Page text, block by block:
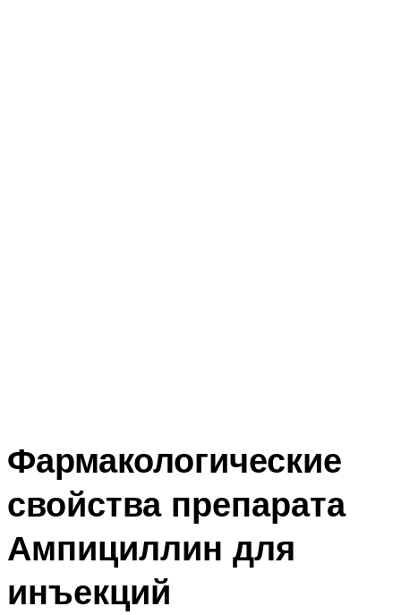
Фармакологические
свойства препарата
Ампициллин для
инъекций